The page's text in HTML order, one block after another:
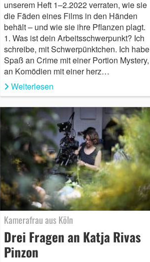
unserem Heft 1–2.2022 verraten, wie sie
die Fäden eines Films in den Händen
behält – und wie sie ihre Pflanzen plagt.
1. Was ist dein Arbeitsschwerpunkt? Ich
schreibe, mit Schwerpünktchen. Ich habe
Spaß an Crime mit einer Portion Mystery,
an Komödien mit einer herz­…
Weiterlesen
Kamerafrau aus Köln
Drei Fragen an Katja Rivas
Pinzon